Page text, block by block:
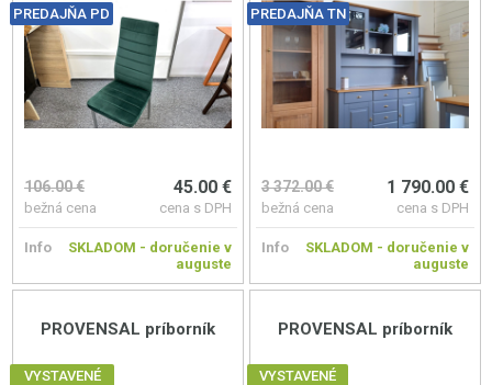
PREDAJŇA PD
106.00 €
bežná cena
45.00 €
cena s DPH
Info
SKLADOM - doručenie v
auguste
PREDAJŇA TN
3 372.00 €
bežná cena
1 790.00 €
cena s DPH
Info
SKLADOM - doručenie v
auguste
PROVENSAL príborník
VYSTAVENÉ
PROVENSAL príborník
VYSTAVENÉ